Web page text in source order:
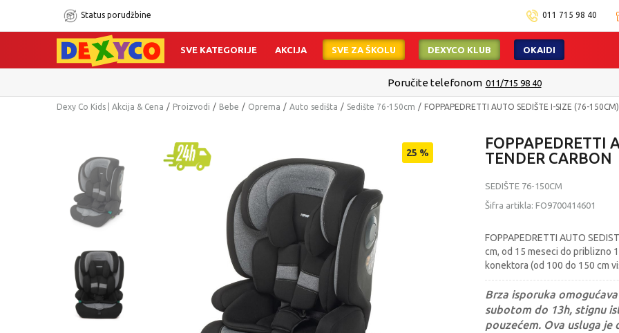
Status porudžbine 011 715 98 40
SVE KATEGORIJE AKCIJA SVE ZA ŠKOLU DEXYCO KLUB OKAIDI
Poručite telefonom 011/715 98 40
Dexy Co Kids | Akcija & Cena Proizvodi Bebe Oprema Auto sedišta Sedište 76-150cm FOPPAPEDRETTI AUTO SEDIŠTE I-SIZE (76-
25 %
FOPPAPEDRETTI
TENDER CARBON
SEDIŠTE 76-150CM
Šifra artikla: FO9700414601
FOPPAPEDRETTI AUTO
cm, od 15 meseci do priblizno
konektora (od 100 do 150 cm
Brza isporuka
subotom do 13h, stignu
pouzećem. Ova usluga